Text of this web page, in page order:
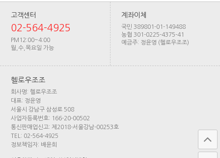
고객센터
02-564-4925
PM12:00~4:00
월,수,목요일 가능
계좌이체
국민 389801-01-149488
농협 301-0225-4375-41
예금주: 정윤영 (헬로우조조)
헬로우조조
회사명: 헬로우조조
대표: 정윤영
서울시 강남구 삼성로 508
사업자등록번호: 166-20-00502
통신판매업신고: 제2018-서울강남-00253호
TEL: 02-564-4925
정보책임자: 배윤희